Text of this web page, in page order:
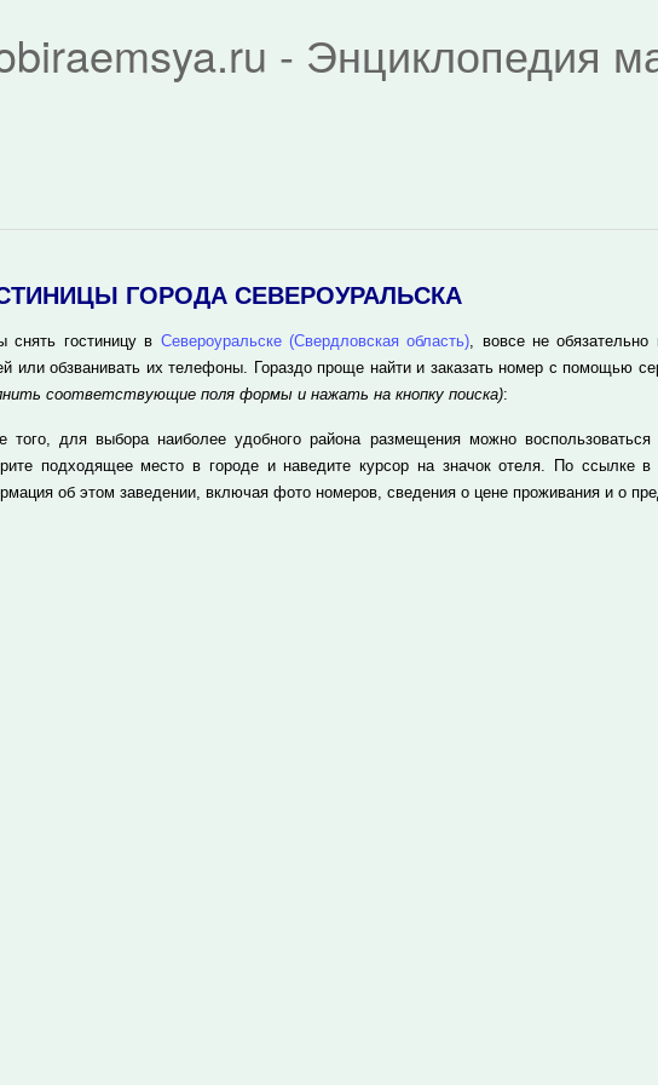
- Энциклопедия
ГОРОДА СЕВЕРОУРАЛЬСКА
снять гостиницу в Североуральске (Свердловская область), вовсе не
или обзванивать их телефоны. Гораздо проще найти и заказать номер с помощью
соответствующие поля формы и нажать на кнопку поиска):
того, для выбора наиболее удобного района размещения можно воспользоваться
подходящее место в городе и наведите курсор на значок отеля. По ссылке
об этом заведении, включая фото номеров, сведения о цене проживания и о